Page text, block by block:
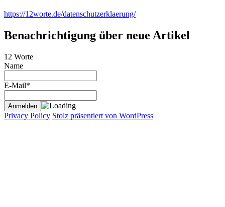
https://12worte.de/datenschutzerklaerung/
Benachrichtigung über neue Artikel
12 Worte
Name
E-Mail*
Privacy Policy Stolz präsentiert von WordPress